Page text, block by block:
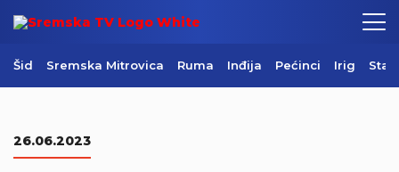
Šid Sremska Mitrovica Ruma Inđija Pećinci Irig
26.06.2023